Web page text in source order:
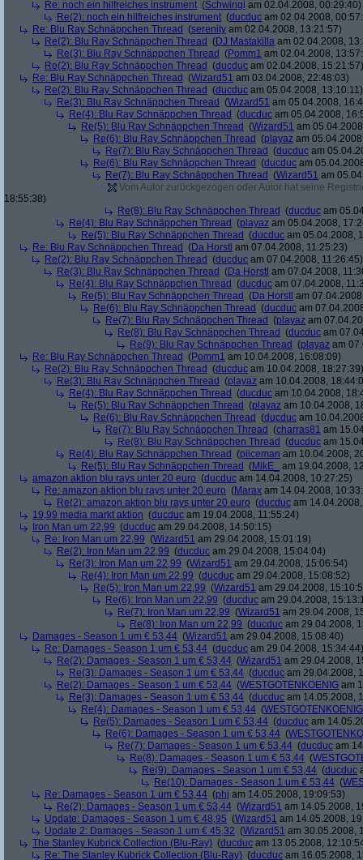
Re: noch ein hilfreiches instrument (Schwingi am 02.04.2008, 00:29:40)
Re(2): noch ein hilfreiches instrument (ducduc am 02.04.2008,
Re: Blu Ray Schnäppchen Thread (serenity am 02.04.2008, 13:21:57)
Re(2): Blu Ray Schnäppchen Thread (DJ Mastakilla am 02.04.2008,
Re(3): Blu Ray Schnäppchen Thread (Pomm1 am 02.04.2008,
Re(2): Blu Ray Schnäppchen Thread (ducduc am 02.04.2008, 15:21:57)
Re: Blu Ray Schnäppchen Thread (Wizard51 am 03.04.2008, 22:48:03)
Re(2): Blu Ray Schnäppchen Thread (ducduc am 05.04.2008, 13:10:11)
Re(3): Blu Ray Schnäppchen Thread (Wizard51 am 05.04.2008,
Re(4): Blu Ray Schnäppchen Thread (ducduc am 05.04.2008,
Re(5): Blu Ray Schnäppchen Thread (Wizard51 am
Re(6): Blu Ray Schnäppchen Thread (playaz am
Re(7): Blu Ray Schnäppchen Thread (ducduc am
Re(6): Blu Ray Schnäppchen Thread (ducduc am
Re(7): Blu Ray Schnäppchen Thread (Wizard51 am
Vom Autor zurückgezogen oder Autor hat seine
18:55:38)
Re(8): Blu Ray Schnäppchen Thread (ducduc am
Re(4): Blu Ray Schnäppchen Thread (playaz am 05.04.2008,
Re(5): Blu Ray Schnäppchen Thread (ducduc am 05.04.2008,
Re: Blu Ray Schnäppchen Thread (Da Horstl am 07.04.2008, 11:25:23)
Re(2): Blu Ray Schnäppchen Thread (ducduc am 07.04.2008, 11:26:45)
Re(3): Blu Ray Schnäppchen Thread (Da Horstl am 07.04.2008,
Re(4): Blu Ray Schnäppchen Thread (ducduc am 07.04.2008,
Re(5): Blu Ray Schnäppchen Thread (Da Horstl am
Re(6): Blu Ray Schnäppchen Thread (ducduc am
Re(7): Blu Ray Schnäppchen Thread (playaz am
Re(8): Blu Ray Schnäppchen Thread (ducduc am
Re(9): Blu Ray Schnäppchen Thread (playaz am
Re: Blu Ray Schnäppchen Thread (Pomm1 am 10.04.2008, 16:08:09)
Re(2): Blu Ray Schnäppchen Thread (ducduc am 10.04.2008, 18:27:39)
Re(3): Blu Ray Schnäppchen Thread (playaz am 10.04.2008,
Re(4): Blu Ray Schnäppchen Thread (ducduc am 10.04.2008,
Re(5): Blu Ray Schnäppchen Thread (playaz am 10.04.2008,
Re(6): Blu Ray Schnäppchen Thread (ducduc am
Re(7): Blu Ray Schnäppchen Thread (charras81 am
Re(8): Blu Ray Schnäppchen Thread (ducduc am
Re(4): Blu Ray Schnäppchen Thread (piiceman am 10.04.2008,
Re(5): Blu Ray Schnäppchen Thread (MikE_
am 19.04.2008,
amazon aktion blu rays unter 20 euro (ducduc am 14.04.2008, 10:27:25)
Re: amazon aktion blu rays unter 20 euro (Marax am 14.04.2008,
Re(2): amazon aktion blu rays unter 20 euro (ducduc am
19,99 media markt aktion (ducduc am 19.04.2008, 11:55:24)
Iron Man um 22,99 (ducduc am 29.04.2008, 14:50:15)
Re: Iron Man um 22,99 (Wizard51 am 29.04.2008, 15:01:19)
Re(2): Iron Man um 22,99 (ducduc am 29.04.2008, 15:04:04)
Re(3): Iron Man um 22,99 (Wizard51 am 29.04.2008, 15:06:54)
Re(4): Iron Man um 22,99 (ducduc am 29.04.2008, 15:08:52)
Re(5): Iron Man um 22,99 (Wizard51 am 29.04.2008,
Re(6): Iron Man um 22,99 (ducduc am 29.04.2008,
Re(7): Iron Man um 22,99 (Wizard51 am 29.04.2008,
Re(8): Iron Man um 22,99 (ducduc am 29.04.2008,
Damages - Season 1 um € 53,44 (Wizard51 am 29.04.2008, 15:08:40)
Re: Damages - Season 1 um € 53,44 (ducduc am 29.04.2008, 15:34:44)
Re(2): Damages - Season 1 um € 53,44 (Wizard51 am 29.04.2008,
Re(3): Damages - Season 1 um € 53,44 (ducduc am 29.04.2008,
Re(2): Damages - Season 1 um € 53,44 (WESTGOTENKOENIG am
Re(3): Damages - Season 1 um € 53,44 (ducduc am 14.05.2008,
Re(4): Damages - Season 1 um € 53,44 (WESTGOTENKOENIG
Re(5): Damages - Season 1 um € 53,44 (ducduc am
Re(6): Damages - Season 1 um € 53,44 (
Re(7): Damages - Season 1 um € 53,44 (ducduc am
Re(8): Damages - Season 1 um € 53,44 (
Re(9): Damages - Season 1 um € 53,44 (ducduc
Re(10): Damages - Season 1 um € 53,44 (
Re: Damages - Season 1 um € 53,44 (phj am 14.05.2008, 19:09:53)
Re(2): Damages - Season 1 um € 53,44 (Wizard51 am 14.05.2008,
Update: Damages - Season 1 um € 48,95 (Wizard51 am 14.05.2008,
Update 2: Damages - Season 1 um € 45,32 (Wizard51 am 30.05.2008,
The Stanley Kubrick Collection (Blu-Ray) (ducduc am 13.05.2008,
Re: The Stanley Kubrick Collection (Blu-Ray) (ducduc am 16.05.2008,